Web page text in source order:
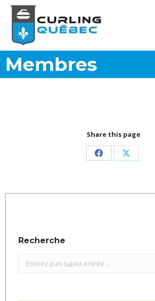
Membres
Share this page
Partager
Facebook
Partager
X
Recherche
Recherche
: